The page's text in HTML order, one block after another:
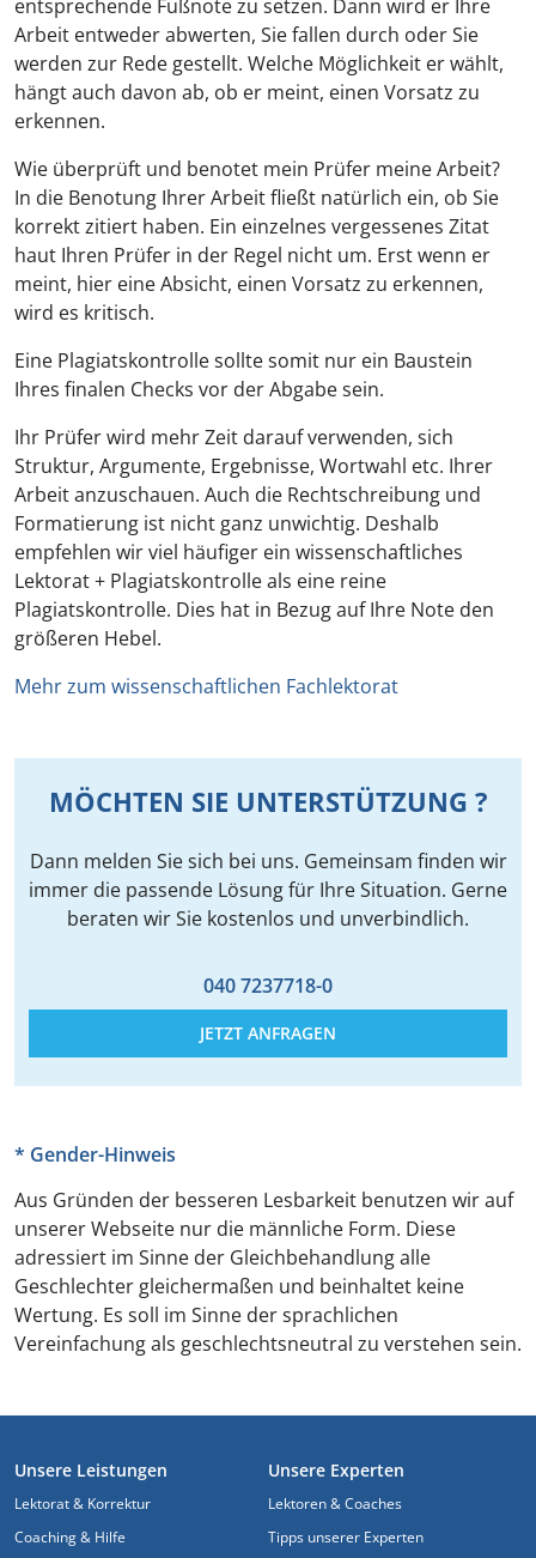
entsprechende Fußnote zu setzen. Dann wird er Ihre
Arbeit entweder abwerten, Sie fallen durch oder Sie
werden zur Rede gestellt. Welche Möglichkeit er wählt,
hängt auch davon ab, ob er meint, einen Vorsatz zu
erkennen.
Wie überprüft und benotet mein Prüfer meine Arbeit?
In die Benotung Ihrer Arbeit fließt natürlich ein, ob Sie
korrekt zitiert haben. Ein einzelnes vergessenes Zitat
haut Ihren Prüfer in der Regel nicht um. Erst wenn er
meint, hier eine Absicht, einen Vorsatz zu erkennen,
wird es kritisch.
Eine Plagiatskontrolle sollte somit nur ein Baustein
Ihres finalen Checks vor der Abgabe sein.
Ihr Prüfer wird mehr Zeit darauf verwenden, sich
Struktur, Argumente, Ergebnisse, Wortwahl etc. Ihrer
Arbeit anzuschauen. Auch die Rechtschreibung und
Formatierung ist nicht ganz unwichtig. Deshalb
empfehlen wir viel häufiger ein wissenschaftliches
Lektorat + Plagiatskontrolle als eine reine
Plagiatskontrolle. Dies hat in Bezug auf Ihre Note den
größeren Hebel.
Mehr zum wissenschaftlichen Fachlektorat
MÖCHTEN SIE UNTERSTÜTZUNG ?
Dann melden Sie sich bei uns. Gemeinsam finden wir
immer die passende Lösung für Ihre Situation. Gerne
beraten wir Sie kostenlos und unverbindlich.
040 7237718-0
JETZT ANFRAGEN
* Gender-Hinweis
Aus Gründen der besseren Lesbarkeit benutzen wir auf
unserer Webseite nur die männliche Form. Diese
adressiert im Sinne der Gleichbehandlung alle
Geschlechter gleichermaßen und beinhaltet keine
Wertung. Es soll im Sinne der sprachlichen
Vereinfachung als geschlechtsneutral zu verstehen sein.
FOOTER
Unsere Leistungen
Lektorat & Korrektur
Coaching & Hilfe
Unsere Experten
Lektoren & Coaches
Tipps unserer Experten